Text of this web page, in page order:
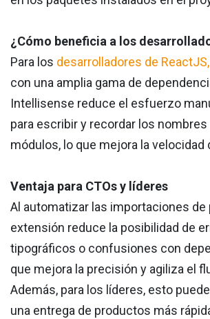
¿Cómo beneficia a los
Para los desarrolladores de ReactJS,
con una amplia gama de
Intellisense reduce el esfuerzo
para escribir y recordar los
módulos, lo que mejora la velocidad
Ventaja para CTOs y líderes
Al automatizar las importaciones de
extensión reduce la posibilidad de
tipográficos o confusiones con
que mejora la precisión y agiliza el
Además, para los líderes, esto
una entrega de productos más